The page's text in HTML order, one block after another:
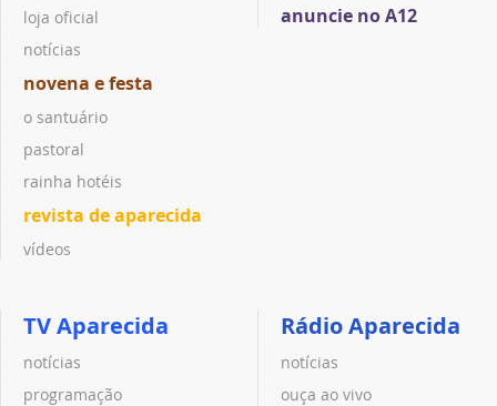
loja oficial
notícias
novena e festa
o santuário
pastoral
rainha hotéis
revista de aparecida
vídeos
anuncie no A12
TV Aparecida
notícias
programação
Rádio Aparecida
notícias
ouça ao vivo